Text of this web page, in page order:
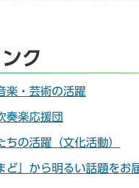
ク
楽・芸術の活躍
奏楽応援団
ちの活躍（文化活動）
ど」から明るい話題をお